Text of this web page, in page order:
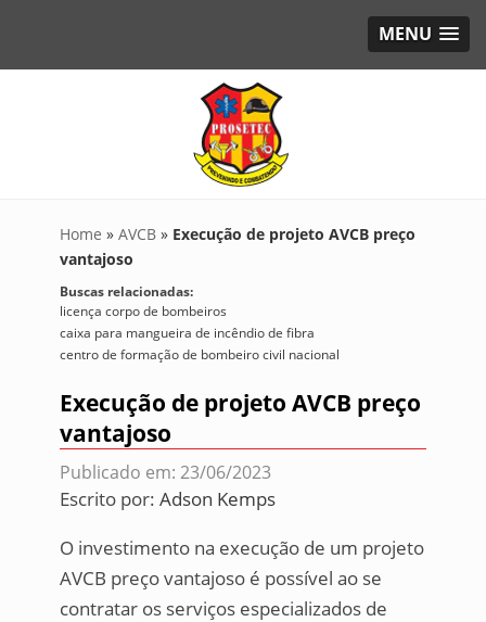
MENU
Home » AVCB » Execução de projeto AVCB preço
vantajoso
Buscas relacionadas:
licença corpo de bombeiros
caixa para mangueira de incêndio de fibra
centro de formação de bombeiro civil nacional
Execução de projeto AVCB preço
vantajoso
Publicado em: 23/06/2023
Escrito por: Adson Kemps
O investimento na execução de um projeto
AVCB preço vantajoso é possível ao se
contratar os serviços especializados de